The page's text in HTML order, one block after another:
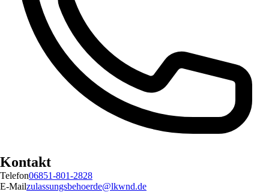
Kontakt
Telefon06851-801-2828
E-Mailzulassungsbehoerde@lkwnd.de